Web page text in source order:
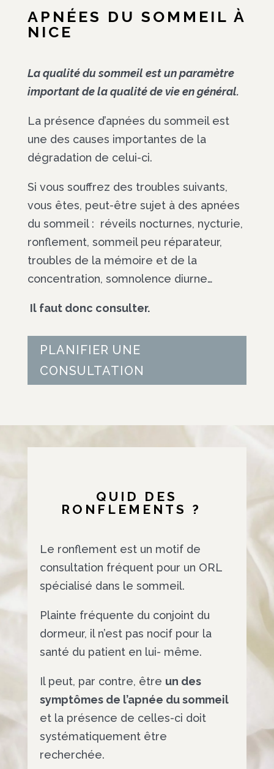
APNÉES DU SOMMEIL À
NICE
La qualité du sommeil est un paramètre
important de la qualité de vie en général.
La présence d’apnées du sommeil est
une des causes importantes de la
dégradation de celui-ci.
Si vous souffrez des troubles suivants,
vous êtes, peut-être sujet à des apnées
du sommeil : réveils nocturnes, nycturie,
ronflement, sommeil peu réparateur,
troubles de la mémoire et de la
concentration, somnolence diurne…
Il faut donc consulter.
PLANIFIER UNE
CONSULTATION
QUID DES
RONFLEMENTS ?
Le ronflement est un motif de
consultation fréquent pour un ORL
spécialisé dans le sommeil.
Plainte fréquente du conjoint du
dormeur, il n’est pas nocif pour la
santé du patient en lui- même.
Il peut, par contre, être un des
symptômes de l’apnée du sommeil
et la présence de celles-ci doit
systématiquement être
recherchée.